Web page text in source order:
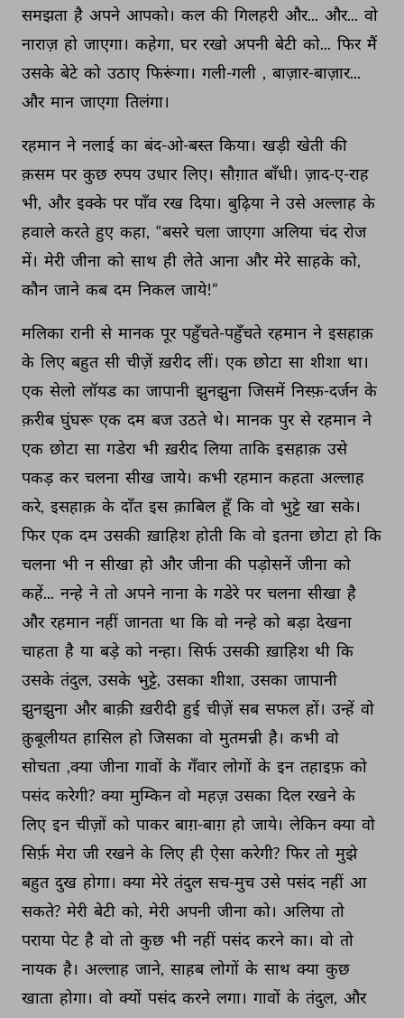
समझता है अपने आपको। कल की गिलहरी और... और... वो
नाराज़ हो जाएगा। कहेगा, घर रखो अपनी बेटी को... फिर मैं
उसके बेटे को उठाए फिरूंगा। गली-गली , बाज़ार-बाज़ार...
और मान जाएगा तिलंगा।
रहमान ने नलाई का बंद-ओ-बस्त किया। खड़ी खेती की
क़सम पर कुछ रुपय उधार लिए। सौग़ात बाँधी। ज़ाद-ए-राह
भी, और इक्के पर पाँव रख दिया। बुढ़िया ने उसे अल्लाह के
हवाले करते हुए कहा, “बसरे चला जाएगा अलिया चंद रोज
में। मेरी जीना को साथ ही लेते आना और मेरे साहके को,
कौन जाने कब दम निकल जाये!”
मलिका रानी से मानक पूर पहुँचते-पहुँचते रहमान ने इसहाक़
के लिए बहुत सी चीज़ें ख़रीद लीं। एक छोटा सा शीशा था।
एक सेलो लॉयड का जापानी झुनझुना जिसमें निस्फ़-दर्जन के
क़रीब घुंघरू एक दम बज उठते थे। मानक पुर से रहमान ने
एक छोटा सा गडेरा भी ख़रीद लिया ताकि इसहाक़ उसे
पकड़ कर चलना सीख जाये। कभी रहमान कहता अल्लाह
करे, इसहाक़ के दाँत इस क़ाबिल हूँ कि वो भुट्टे खा सके।
फिर एक दम उसकी ख़ाहिश होती कि वो इतना छोटा हो कि
चलना भी न सीखा हो और जीना की पड़ोसनें जीना को
कहें... नन्हे ने तो अपने नाना के गडेरे पर चलना सीखा है
और रहमान नहीं जानता था कि वो नन्हे को बड़ा देखना
चाहता है या बड़े को नन्हा। सिर्फ उसकी ख़ाहिश थी कि
उसके तंदुल, उसके भुट्टे, उसका शीशा, उसका जापानी
झुनझुना और बाक़ी ख़रीदी हुई चीज़ें सब सफल हों। उन्हें वो
क़ुबूलीयत हासिल हो जिसका वो मुतमन्नी है। कभी वो
सोचता ,क्या जीना गावों के गँवार लोगों के इन तहाइफ़ को
पसंद करेगी? क्या मुम्किन वो महज़ उसका दिल रखने के
लिए इन चीज़ों को पाकर बाग़-बाग़ हो जाये। लेकिन क्या वो
सिर्फ़ मेरा जी रखने के लिए ही ऐसा करेगी? फिर तो मुझे
बहुत दुख होगा। क्या मेरे तंदुल सच-मुच उसे पसंद नहीं आ
सकते? मेरी बेटी को, मेरी अपनी जीना को। अलिया तो
पराया पेट है वो तो कुछ भी नहीं पसंद करने का। वो तो
नायक है। अल्लाह जाने, साहब लोगों के साथ क्या कुछ
खाता होगा। वो क्यों पसंद करने लगा। गावों के तंदुल, और